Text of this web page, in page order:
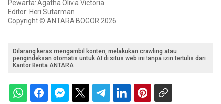
Pewarta: Agatha Olivia Victoria
Editor: Heri Sutarman
Copyright © ANTARA BOGOR 2026
Dilarang keras mengambil konten, melakukan crawling atau
pengindeksan otomatis untuk AI di situs web ini tanpa izin tertulis dari
Kantor Berita ANTARA.